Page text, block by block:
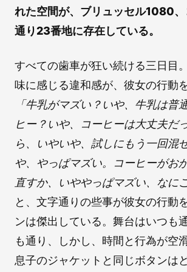
れた空間が、ブリュッセル1080
通り23番地に存在している。
すべての歯車が狂い続ける三日目
味に感じる違和感が、彼女の行動
「牛乳がマズい？いや、牛乳は普
ヒー？いや、コーヒーは大丈夫だ
ら、いやいや、試しにもう一回混
や、やっぱマズい。コーヒーがお
直すか、いややっぱマズい、なに
と、文字通りの些事が彼女の行動
ンは傑出している。舞台はいつも
も通り、しかし、時間と行為が空
息子のジャケットと同じボタンは